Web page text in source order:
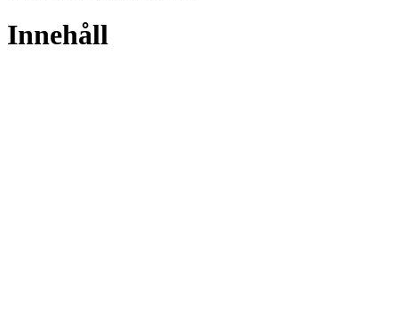
Innehåll